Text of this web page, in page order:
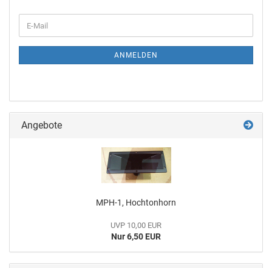
ANMELDEN
Angebote
MPH-1, Hochtonhorn
UVP 10,00 EUR
Nur 6,50 EUR